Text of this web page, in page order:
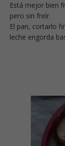
Está mejor bien
pero sin freír.
El pan, cortarlo
leche engorda